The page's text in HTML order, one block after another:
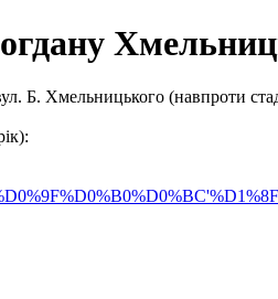
Б. Хмельницького (навпроти